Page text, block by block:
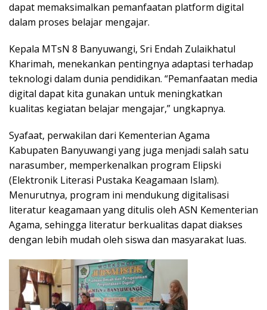
dapat memaksimalkan pemanfaatan platform digital
dalam proses belajar mengajar.
Kepala MTsN 8 Banyuwangi, Sri Endah Zulaikhatul
Kharimah, menekankan pentingnya adaptasi terhadap
teknologi dalam dunia pendidikan. “Pemanfaatan media
digital dapat kita gunakan untuk meningkatkan
kualitas kegiatan belajar mengajar,” ungkapnya.
Syafaat, perwakilan dari Kementerian Agama
Kabupaten Banyuwangi yang juga menjadi salah satu
narasumber, memperkenalkan program Elipski
(Elektronik Literasi Pustaka Keagamaan Islam).
Menurutnya, program ini mendukung digitalisasi
literatur keagamaan yang ditulis oleh ASN Kementerian
Agama, sehingga literatur berkualitas dapat diakses
dengan lebih mudah oleh siswa dan masyarakat luas.